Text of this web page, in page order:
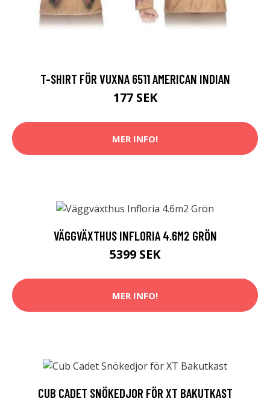
T-SHIRT FÖR VUXNA 6511 AMERICAN INDIAN
177 SEK
MER INFO!
VÄGGVÄXTHUS INFLORIA 4.6M2 GRÖN
5399 SEK
MER INFO!
CUB CADET SNÖKEDJOR FÖR XT BAKUTKAST